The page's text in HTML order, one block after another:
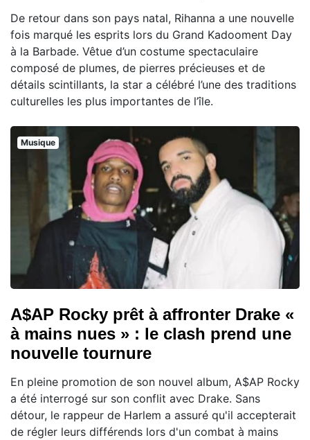
De retour dans son pays natal, Rihanna a une nouvelle
fois marqué les esprits lors du Grand Kadooment Day
à la Barbade. Vêtue d’un costume spectaculaire
composé de plumes, de pierres précieuses et de
détails scintillants, la star a célébré l’une des traditions
culturelles les plus importantes de l’île.
Musique
A$AP Rocky prêt à affronter Drake «
à mains nues » : le clash prend une
nouvelle tournure
En pleine promotion de son nouvel album, A$AP Rocky
a été interrogé sur son conflit avec Drake. Sans
détour, le rappeur de Harlem a assuré qu'il accepterait
de régler leurs différends lors d'un combat à mains